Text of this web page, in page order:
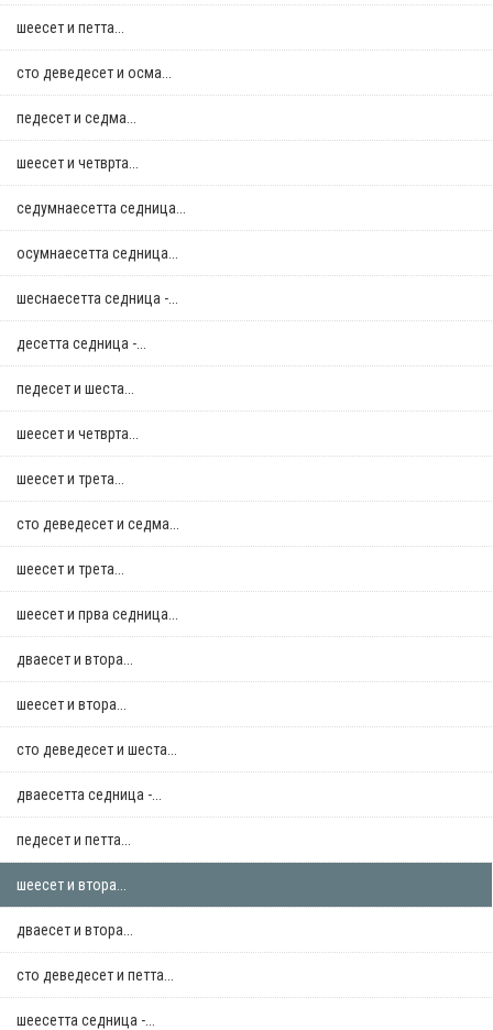
шеесет и петта...
сто деведесет и осма...
педесет и седма...
шеесет и четврта...
седумнаесетта седница...
осумнaесетта седница...
шеснаесетта седница -...
десетта седница -...
педесет и шеста...
шеесет и четврта...
шеесет и трета...
сто деведесет и седма...
шеесет и трета...
шеесет и прва седница...
дваесет и втора...
шеесет и втора...
сто деведесет и шеста...
дваесетта седница -...
педесет и петта...
шеесет и втора...
дваесет и втора...
сто деведесет и петта...
шеесетта седница -...